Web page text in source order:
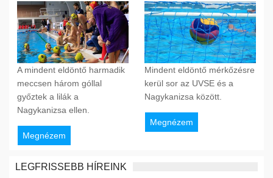
A mindent eldöntő harmadik
meccsen három góllal
győztek a lilák a
Nagykanizsa ellen.
Megnézem
Mindent eldöntő mérkőzésre
kerül sor az UVSE és a
Nagykanizsa között.
Megnézem
LEGFRISSEBB HÍREINK